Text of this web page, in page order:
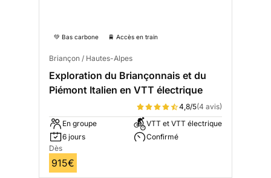
💚 Bas carbone 🚆 Accès en train
Briançon / Hautes-Alpes
Exploration du Briançonnais et du
Piémont Italien en VTT électrique
4,8/5(4 avis)
En groupe
6 jours
VTT et VTT électrique
Confirmé
Dès
915€